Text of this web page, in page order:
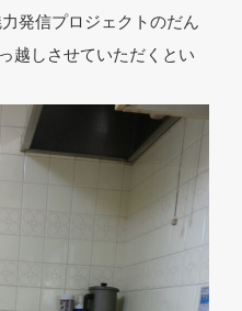
発信プロジェクトのだん
越しさせていただくとい